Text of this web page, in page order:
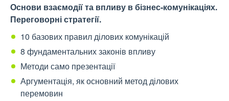
Основи взаємодії та впливу в бізнес-комунікаціях.
Переговорні стратегії.
10 базових правил ділових комунікацій
8 фундаментальних законів впливу
Методи само презентації
Аргументація, як основний метод ділових
перемовин